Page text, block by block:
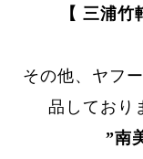
【 三浦
その他、ヤフ
品しており
”南